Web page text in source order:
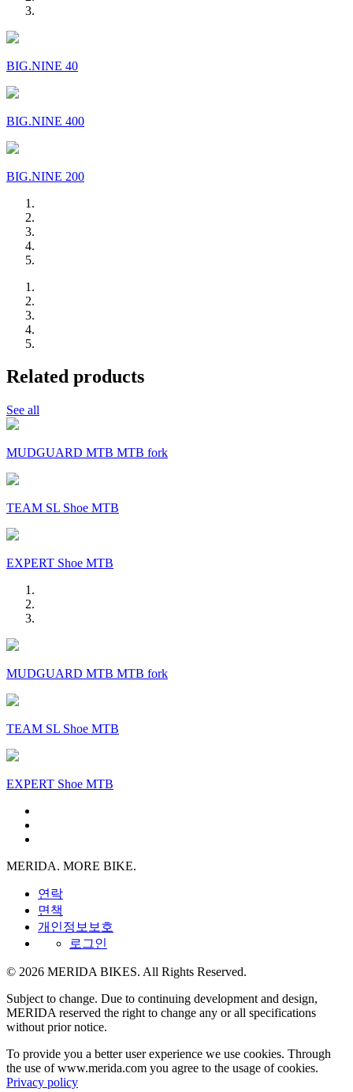
BIG.NINE 40
BIG.NINE 400
BIG.NINE 200
Related products
See all
MUDGUARD MTB MTB fork
TEAM SL Shoe MTB
EXPERT Shoe MTB
MUDGUARD MTB MTB fork
TEAM SL Shoe MTB
EXPERT Shoe MTB
MERIDA. MORE BIKE.
연락
면책
개인정보보호
로그인
© 2026 MERIDA BIKES. All Rights Reserved.
Subject to change. Due to continuing development and design,
MERIDA reserved the right to change any or all specifications
without prior notice.
To provide you a better user experience we use cookies. Through
the use of www.merida.com you agree to the usage of cookies.
Privacy policy